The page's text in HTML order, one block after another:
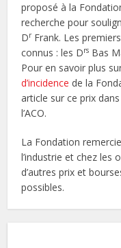
proposé à la
recherche pour
DrFrank. Les
connus : les Drs Bas
Pour en savoir plus
d’incidence de la
article sur ce prix
l’ACO.
La Fondation
l’industrie et chez les
d’autres prix et
possibles.